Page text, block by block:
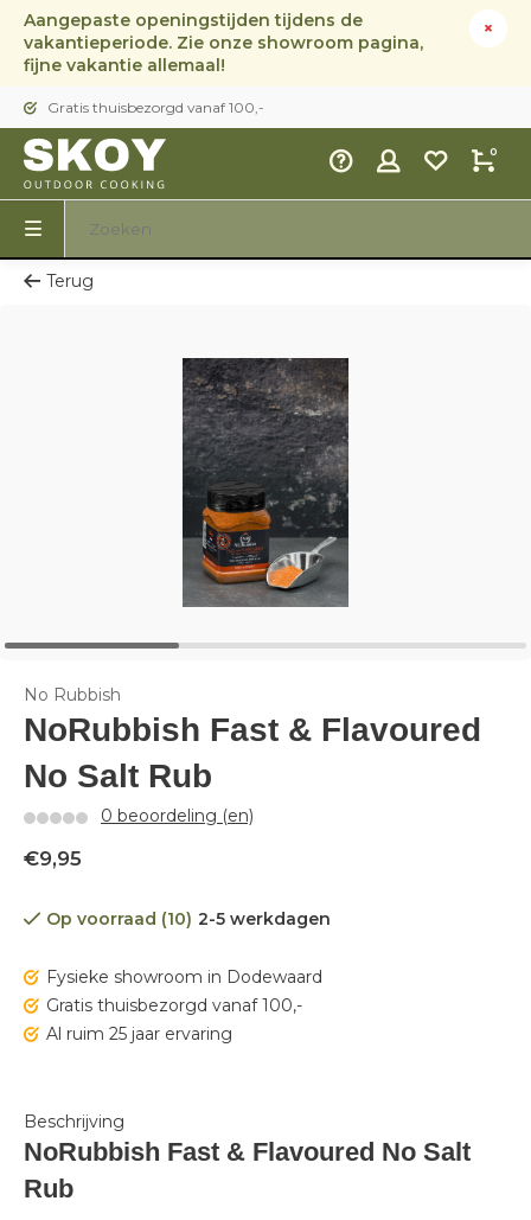
Aangepaste openingstijden tijdens de
vakantieperiode. Zie onze showroom pagina,
fijne vakantie allemaal!
Gratis thuisbezorgd vanaf 100,-
0
Terug
No Rubbish
NoRubbish Fast & Flavoured
No Salt Rub
0 beoordeling (en)
€9,95
Op voorraad (10) 2-5 werkdagen
Fysieke showroom in Dodewaard
Gratis thuisbezorgd vanaf 100,-
Al ruim 25 jaar ervaring
Beschrijving
NoRubbish Fast & Flavoured No Salt
Rub